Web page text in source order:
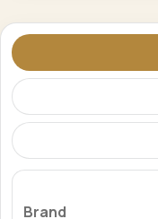
Brand